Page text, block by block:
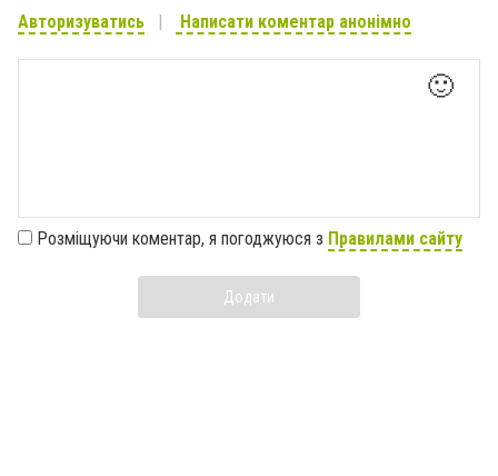
Авторизуватись Написати коментар анонімно
🙂
Розміщуючи коментар, я погоджуюся з Правилами сайту
Додати